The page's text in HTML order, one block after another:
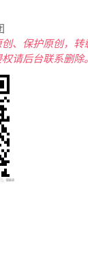
、保护原创，转
请后台联系删除。